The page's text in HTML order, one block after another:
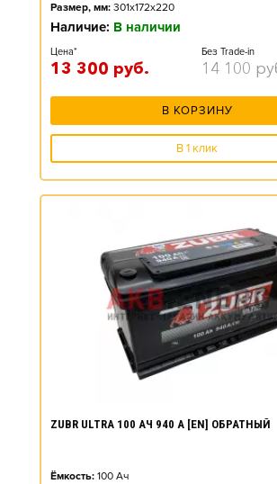
Размер, мм: 301x172x220
Наличие: В наличии
Цена*
13 300 руб.
Без Trade-in
14 100
В КОРЗИНУ
В 1 клик
ZUBR ULTRA 100 АЧ 940 А [EN] ОБРАТНЫЙ
Ёмкость: 100 Ач